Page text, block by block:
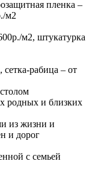
пленка –
м2
м2, штукатурка
рабица – от
родных и близких
из жизни и
и дорог
с семьей